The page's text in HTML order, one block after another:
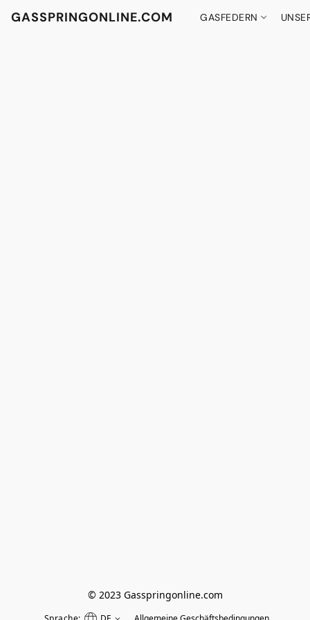
GASSPRINGONLINE.COM GASFEDERN
© 2023 Gasspringonline.com